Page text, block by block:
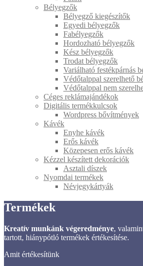
Bélyegzők
Bélyegző kiegészítők
Egyedi bélyegzők
Fabélyegzők
Hordozható bélyegzők
Kész bélyegzők
Trodat bélyegzők
Variálható festékpárnás
Védőtalppal szerelhető
Védőtalppal nem
Céges reklámajándékok
Digitális termékkulcsok
Wordpress bővítmények
Kávék
Enyhe kávék
Erős kávék
Közepesen erős kávék
Kézzel készített dekorációk
Asztali díszek
Nyomdai termékek
Névjegykártyák
Termékek
Kreatív munkánk végeredménye,
tartott, hiánypótló termékek értékesítése.
Amit értékesítünk